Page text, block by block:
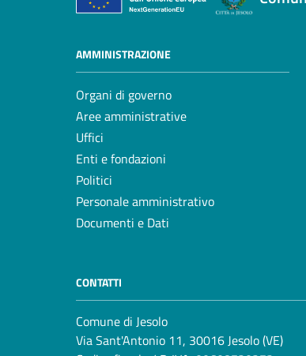
AMMINISTRAZIONE
Organi di governo
Aree amministrative
Uffici
Enti e fondazioni
Politici
Personale amministrativo
Documenti e Dati
CONTATTI
Comune di Jesolo
Via Sant'Antonio 11, 30016 Jesolo (VE)